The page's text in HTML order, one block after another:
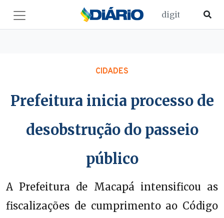
CIDADES
Prefeitura inicia processo de
desobstrução do passeio
público
A Prefeitura de Macapá intensificou as
fiscalizações de cumprimento ao Código